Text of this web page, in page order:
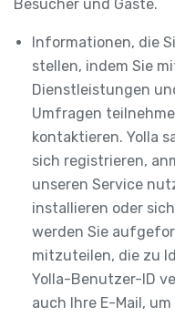
Besucher und Gäste.
Informationen, die
stellen, indem Sie
Dienstleistungen
Umfragen
kontaktieren. Yolla
sich registrieren,
unseren Service
installieren oder
werden Sie
mitzuteilen, die zu
Yolla-Benutzer-ID
auch Ihre E-Mail,